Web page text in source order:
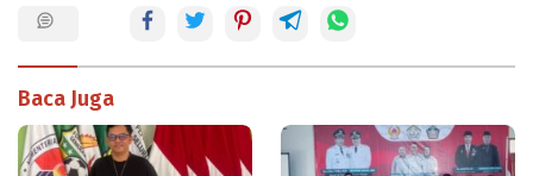
Baca Juga